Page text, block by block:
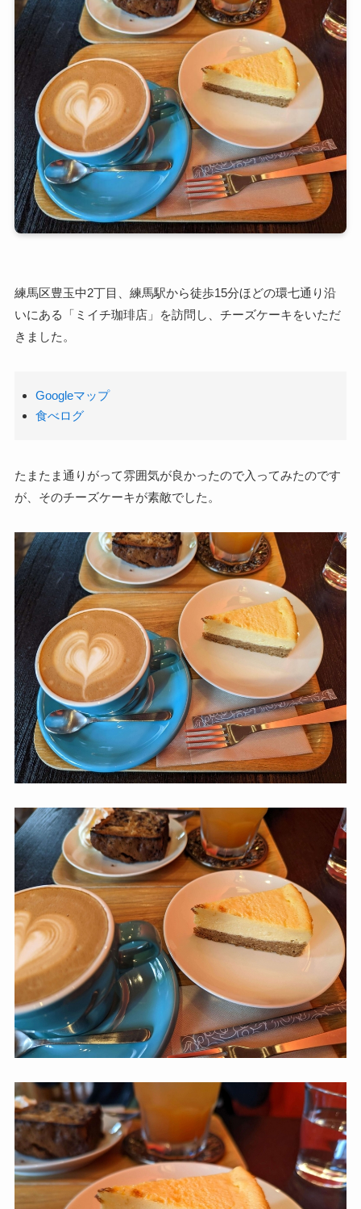
練馬区豊玉中2丁目、練馬駅から徒歩15分ほどの環七通り沿
いにある「ミイチ珈琲店」を訪問し、チーズケーキをいただ
きました。
Googleマップ
食べログ
たまたま通りがって雰囲気が良かったので入ってみたのです
が、そのチーズケーキが素敵でした。